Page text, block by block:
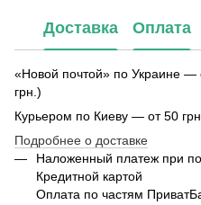
Доставка Оплата
«Новой почтой» по Украине —
грн.)
Курьером по Киеву — от 50
Подробнее о доставке
Наложенный платеж при
Кредитной картой
Оплата по частям